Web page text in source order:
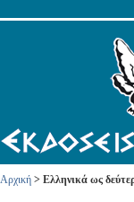
Αρχική > Ελληνικά ως